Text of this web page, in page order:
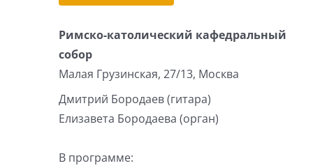
Римско-католический кафедральный
собор
Малая Грузинская, 27/13, Москва
Дмитрий Бородаев (гитара)
Елизавета Бородаева (орган)
В программе: